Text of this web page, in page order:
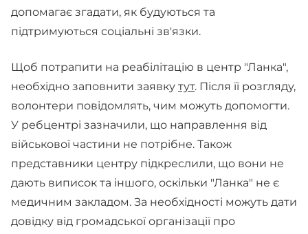
допомагає згадати, як будуються та
підтримуються соціальні зв'язки.
Щоб потрапити на реабілітацію в центр "Ланка",
необхідно заповнити заявку тут. Після її розгляду,
волонтери повідомлять, чим можуть допомогти.
У ребцентрі зазначили, що направлення від
військової частини не потрібне. Також
представники центру підкреслили, що вони не
дають виписок та іншого, оскільки "Ланка" не є
медичним закладом. За необхідності можуть дати
довідку від громадської організації про